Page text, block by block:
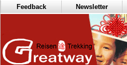
Feedback Newsletter